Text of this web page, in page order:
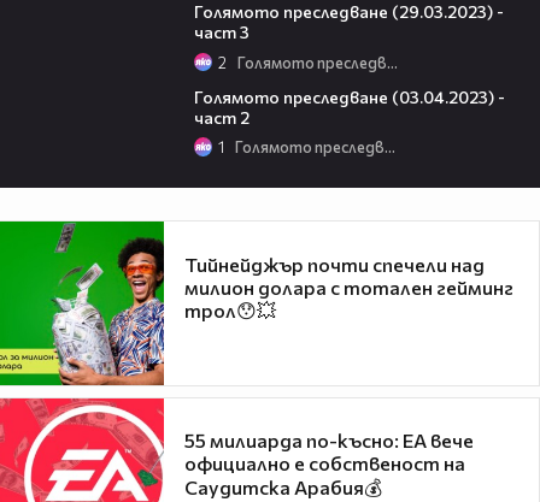
Голямото преследване (29.03.2023) -
част 3
2 Голямото преследване
Голямото преследване (03.04.2023) -
част 2
1 Голямото преследване
Тийнейджър почти спечели над
милион долара с тотален гейминг
трол😯💥
55 милиарда по-късно: EA вече
официално е собственост на
Саудитска Арабия💰